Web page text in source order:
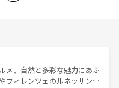
メ、自然と多彩な魅力にあふ
フィレンツェのルネッサンス